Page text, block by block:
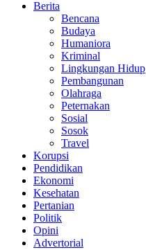
Berita
Bencana
Budaya
Humaniora
Kriminal
Lingkungan Hidup
Pembangunan
Olahraga
Peternakan
Sosial
Sosok
Travel
Korupsi
Pendidikan
Ekonomi
Kesehatan
Pertanian
Politik
Opini
Advertorial